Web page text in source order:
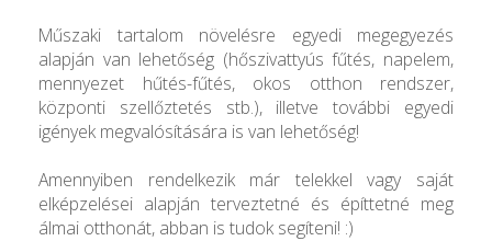
Műszaki tartalom növelésre egyedi megegyezés
alapján van lehetőség (hőszivattyús fűtés, napelem,
mennyezet hűtés-fűtés, okos otthon rendszer,
központi szellőztetés stb.), illetve további egyedi
igények megvalósítására is van lehetőség!
Amennyiben rendelkezik már telekkel vagy saját
elképzelései alapján terveztetné és építtetné meg
álmai otthonát, abban is tudok segíteni! :)